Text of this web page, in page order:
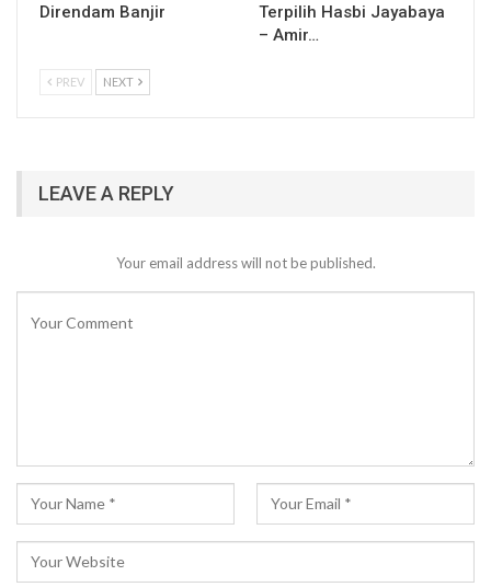
Direndam Banjir
Terpilih Hasbi Jayabaya
– Amir…
PREV NEXT
LEAVE A REPLY
Your email address will not be published.